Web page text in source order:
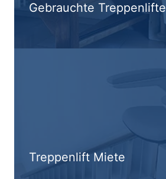
Gebrauchte Treppenlifte
Treppenlift Miete